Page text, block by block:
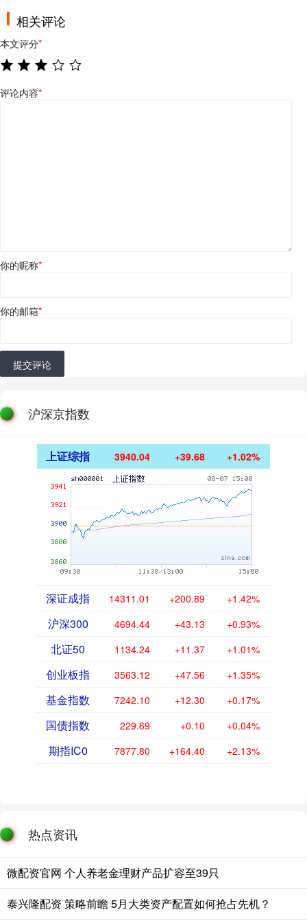
相关评论
本文评分*
评论内容*
你的昵称*
你的邮箱*
提交评论
沪深京指数
上证综指 3940.04 +39.68 +1.02%
深证成指 14311.01 +200.89 +1.42%
沪深300 4694.44 +43.13 +0.93%
北证50 1134.24 +11.37 +1.01%
创业板指 3563.12 +47.56 +1.35%
基金指数 7242.10 +12.30 +0.17%
国债指数 229.69 +0.10 +0.04%
期指IC0 7877.80 +164.40 +2.13%
热点资讯
微配资官网 个人养老金理财产品扩容至39只
泰兴隆配资 策略前瞻 5月大类资产配置如何抢占先机？